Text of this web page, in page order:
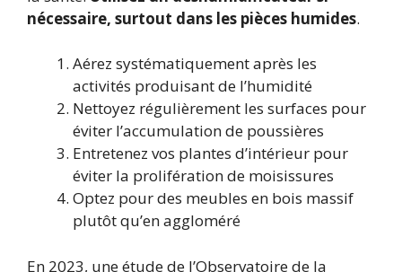
nécessaire, surtout dans les pièces humides.
Aérez systématiquement après les
activités produisant de l’humidité
Nettoyez régulièrement les surfaces pour
éviter l’accumulation de poussières
Entretenez vos plantes d’intérieur pour
éviter la prolifération de moisissures
Optez pour des meubles en bois massif
plutôt qu’en aggloméré
En 2023, une étude de l’Observatoire de la